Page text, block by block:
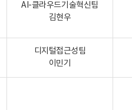
AI-클라우드기술혁신팀
김현우
디지털접근성팀
이민기